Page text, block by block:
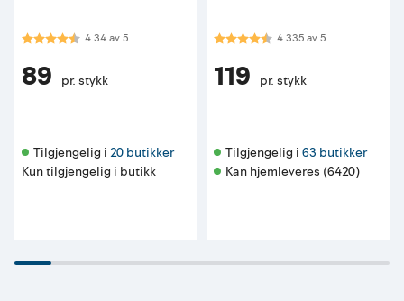
Karakter:4.3 av 5 mulige
4.34av5
89 pr. stykk
Tilgjengelig i 20 butikker
Kun tilgjengelig i butikk
Karakter:4.3 av 5 mulige
4.335av5
119 pr. stykk
Tilgjengelig i 63 butikker
Kan hjemleveres (6420)